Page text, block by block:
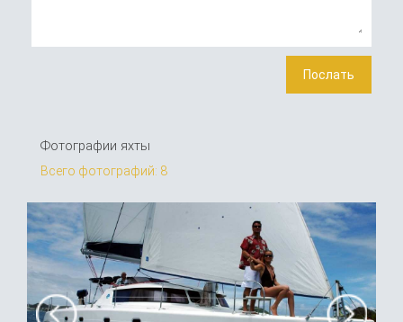
Фотографии яхты
Всего фотографий: 8